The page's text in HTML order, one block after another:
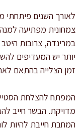
צמחונית מפתיעה
במרינדה, צרובות
יותר יש המעדיפים
זמן הצלייה בהתאם
המפתח להצלחת
מדויקת. הבשר חייב
המחבת חייבת להיות